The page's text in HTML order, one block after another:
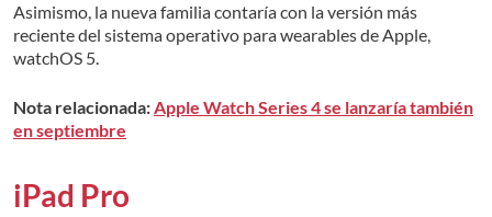
Asimismo, la nueva familia contaría con la versión más
reciente del sistema operativo para wearables de Apple,
watchOS 5.
Nota relacionada:Apple Watch Series 4 se lanzaría también
en septiembre
iPad Pro